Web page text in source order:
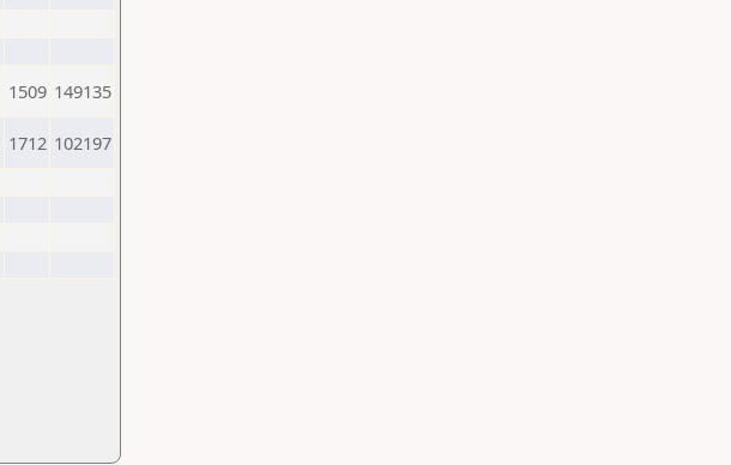
1509 149135
1712 102197